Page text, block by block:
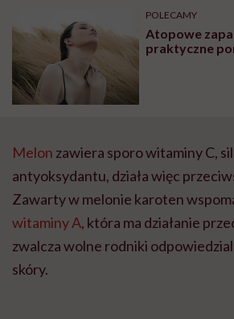
głupota i brak
wyobraźni"
pracy
POLECAMY
Atopowe
praktyczne
Melon zawiera sporo witaminy C,
antyoksydantu, działa więc
Zawarty w melonie karoten
witaminy A, która ma działanie
zwalcza wolne rodniki
skóry.